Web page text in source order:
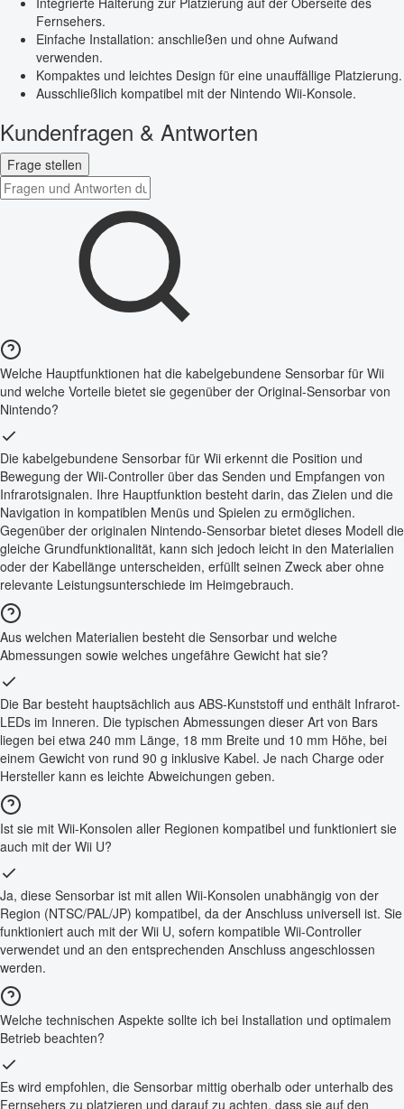
Fernsehers.
Einfache Installation: anschließen und ohne Aufwand
verwenden.
Kompaktes und leichtes Design für eine unauffällige Platzierung.
Ausschließlich kompatibel mit der Nintendo Wii-Konsole.
Kundenfragen & Antworten
Frage stellen
Welche Hauptfunktionen hat die kabelgebundene Sensorbar für Wii
und welche Vorteile bietet sie gegenüber der Original-Sensorbar von
Nintendo?
Die kabelgebundene Sensorbar für Wii erkennt die Position und
Bewegung der Wii-Controller über das Senden und Empfangen von
Infrarotsignalen. Ihre Hauptfunktion besteht darin, das Zielen und die
Navigation in kompatiblen Menüs und Spielen zu ermöglichen.
Gegenüber der originalen Nintendo-Sensorbar bietet dieses Modell die
gleiche Grundfunktionalität, kann sich jedoch leicht in den Materialien
oder der Kabellänge unterscheiden, erfüllt seinen Zweck aber ohne
relevante Leistungsunterschiede im Heimgebrauch.
Aus welchen Materialien besteht die Sensorbar und welche
Abmessungen sowie welches ungefähre Gewicht hat sie?
Die Bar besteht hauptsächlich aus ABS-Kunststoff und enthält Infrarot-
LEDs im Inneren. Die typischen Abmessungen dieser Art von Bars
liegen bei etwa 240 mm Länge, 18 mm Breite und 10 mm Höhe, bei
einem Gewicht von rund 90 g inklusive Kabel. Je nach Charge oder
Hersteller kann es leichte Abweichungen geben.
Ist sie mit Wii-Konsolen aller Regionen kompatibel und funktioniert sie
auch mit der Wii U?
Ja, diese Sensorbar ist mit allen Wii-Konsolen unabhängig von der
Region (NTSC/PAL/JP) kompatibel, da der Anschluss universell ist. Sie
funktioniert auch mit der Wii U, sofern kompatible Wii-Controller
verwendet und an den entsprechenden Anschluss angeschlossen
werden.
Welche technischen Aspekte sollte ich bei Installation und optimalem
Betrieb beachten?
Es wird empfohlen, die Sensorbar mittig oberhalb oder unterhalb des
Fernsehers zu platzieren und darauf zu achten, dass sie auf den